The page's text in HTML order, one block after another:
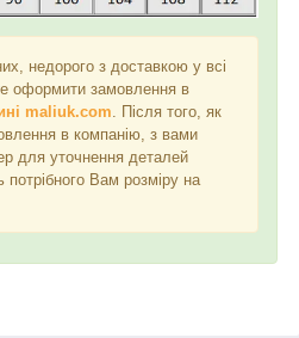
недорого з доставкою у всі
оформити замовлення в
maliuk.com. Після того, як
в компанію, з вами
для уточнення деталей
потрібного Вам розміру на